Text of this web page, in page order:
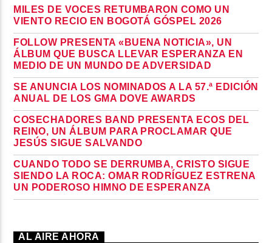
MILES DE VOCES RETUMBARON COMO UN
VIENTO RECIO EN BOGOTÁ GÓSPEL 2026
FOLLOW PRESENTA «BUENA NOTICIA», UN
ÁLBUM QUE BUSCA LLEVAR ESPERANZA EN
MEDIO DE UN MUNDO DE ADVERSIDAD
SE ANUNCIA LOS NOMINADOS A LA 57.ª EDICIÓN
ANUAL DE LOS GMA DOVE AWARDS
COSECHADORES BAND PRESENTA ECOS DEL
REINO, UN ÁLBUM PARA PROCLAMAR QUE
JESÚS SIGUE SALVANDO
CUANDO TODO SE DERRUMBA, CRISTO SIGUE
SIENDO LA ROCA: OMAR RODRÍGUEZ ESTRENA
UN PODEROSO HIMNO DE ESPERANZA
AL AIRE AHORA